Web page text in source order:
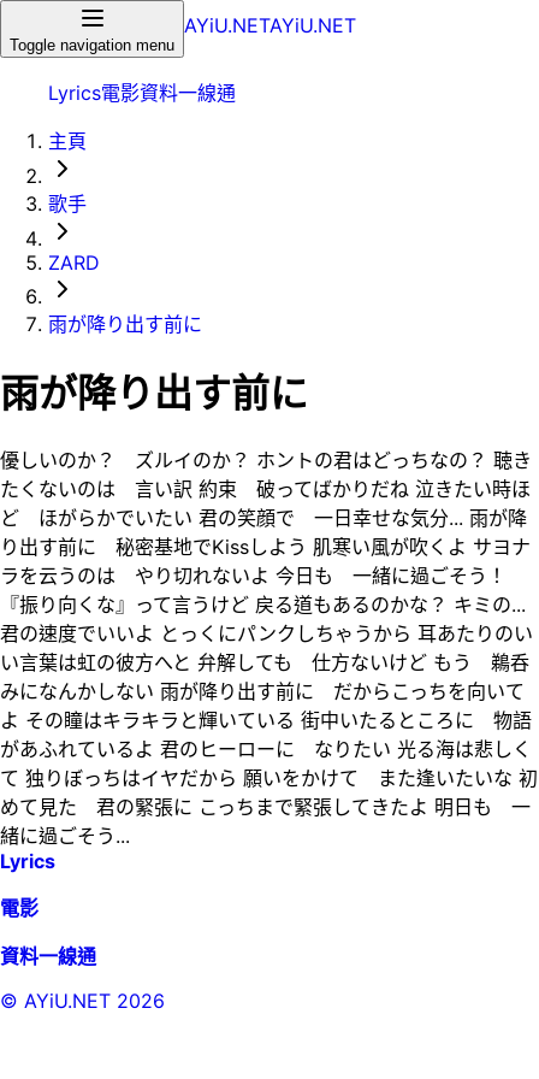
Toggle navigation menu
AYiU.NETAYiU.NET
Lyrics電影資料一線通
主頁
歌手
ZARD
雨が降り出す前に
雨が降り出す前に
優しいのか？ ズルイのか？ ホントの君はどっちなの？ 聴き
たくないのは 言い訳 約束 破ってばかりだね 泣きたい時ほ
ど ほがらかでいたい 君の笑顔で 一日幸せな気分... 雨が降
り出す前に 秘密基地でKissしよう 肌寒い風が吹くよ サヨナ
ラを云うのは やり切れないよ 今日も 一緒に過ごそう！
『振り向くな』って言うけど 戻る道もあるのかな？ キミの...
君の速度でいいよ とっくにパンクしちゃうから 耳あたりのい
い言葉は虹の彼方へと 弁解しても 仕方ないけど もう 鵜呑
みになんかしない 雨が降り出す前に だからこっちを向いて
よ その瞳はキラキラと輝いている 街中いたるところに 物語
があふれているよ 君のヒーローに なりたい 光る海は悲しく
て 独りぼっちはイヤだから 願いをかけて また逢いたいな 初
めて見た 君の緊張に こっちまで緊張してきたよ 明日も 一
緒に過ごそう...
Lyrics
電影
資料一線通
© AYiU.NET 2026